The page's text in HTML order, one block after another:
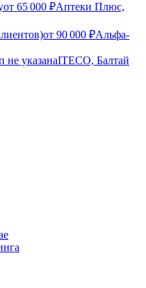
от 65 000 ₽Аптеки Плюс,
от 90 000 ₽Альфа-
не указанаITECO, Балтай